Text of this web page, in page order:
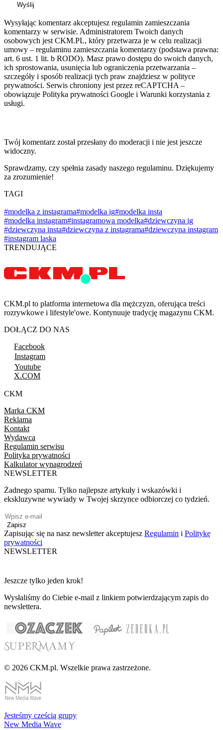
Wyślij
Wysyłając komentarz akceptujesz regulamin zamieszczania
komentarzy w serwisie. Administratorem Twoich danych
osobowych jest CKM.PL, który przetwarza je w celu realizacji
umowy – regulaminu zamieszczania komentarzy (podstawa prawna:
art. 6 ust. 1 lit. b RODO). Masz prawo dostępu do swoich danych,
ich sprostowania, usunięcia lub ograniczenia przetwarzania –
szczegóły i sposób realizacji tych praw znajdziesz w polityce
prywatności. Serwis chroniony jest przez reCAPTCHA –
obowiązuje Polityka prywatności Google i Warunki korzystania z
usługi.
Twój komentarz został przesłany do moderacji i nie jest jeszcze
widoczny.
Sprawdzamy, czy spełnia zasady naszego regulaminu. Dziękujemy
za zrozumienie!
TAGI
#modelka z instagrama#modelka ig#modelka insta
#modelka instagram#instagramowa modelka#dziewczyna ig
#dziewczyna insta#dziewczyna z instagrama#dziewczyna instagram
#instagram laska
TRENDUJĄCE
CKM.pl to platforma internetowa dla mężczyzn, oferująca treści
rozrywkowe i lifestyle'owe. Kontynuuje tradycję magazynu CKM.
DOŁĄCZ DO NAS
Facebook
Instagram
Youtube
X.COM
CKM
Marka CKM
Reklama
Kontakt
Wydawca
Regulamin serwisu
Polityka prywatności
Kalkulator wynagrodzeń
NEWSLETTER
Żadnego spamu. Tylko najlepsze artykuły i wskazówki i
ekskluzywne wywiady w Twojej skrzynce odbiorczej co tydzień.
Zapisz
Zapisując się na nasz newsletter akceptujesz Regulamin i Politykę
prywatności
NEWSLETTER
Jeszcze tylko jeden krok!
Wysłaliśmy do Ciebie e-mail z linkiem potwierdzającym zapis do
newslettera.
© 2026 CKM.pl. Wszelkie prawa zastrzeżone.
Jesteśmy cześcią grupy
New Media Wave